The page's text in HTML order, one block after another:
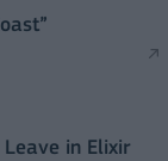
in Elixir